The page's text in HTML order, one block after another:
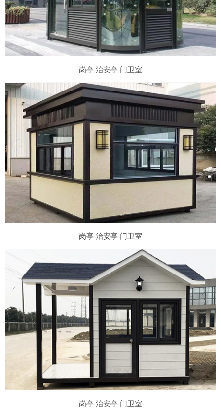
岗亭 治安亭 门卫室
岗亭 治安亭 门卫室
岗亭 治安亭 门卫室